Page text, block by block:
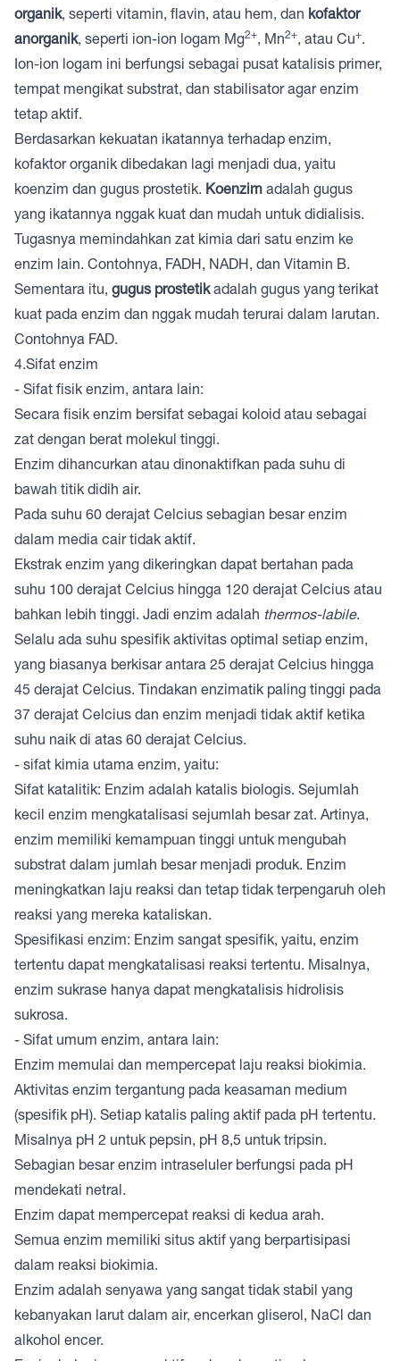
organik, seperti vitamin, flavin, atau hem, dan kofaktor
anorganik, seperti ion-ion logam Mg2+, Mn2+, atau Cu+.
Ion-ion logam ini berfungsi sebagai pusat katalisis primer,
tempat mengikat substrat, dan stabilisator agar enzim
tetap aktif.
Berdasarkan kekuatan ikatannya terhadap enzim,
kofaktor organik dibedakan lagi menjadi dua, yaitu
koenzim dan gugus prostetik. Koenzim adalah gugus
yang ikatannya nggak kuat dan mudah untuk didialisis.
Tugasnya memindahkan zat kimia dari satu enzim ke
enzim lain. Contohnya, FADH, NADH, dan Vitamin B.
Sementara itu, gugus prostetikadalah gugus yang terikat
kuat pada enzim dan nggak mudah terurai dalam larutan.
Contohnya FAD.
4.Sifat enzim
- Sifat fisik enzim, antara lain:
Secara fisik enzim bersifat sebagai koloid atau sebagai
zat dengan berat molekul tinggi.
Enzim dihancurkan atau dinonaktifkan pada suhu di
bawah titik didih air.
Pada suhu 60 derajat Celcius sebagian besar enzim
dalam media cair tidak aktif.
Ekstrak enzim yang dikeringkan dapat bertahan pada
suhu 100 derajat Celcius hingga 120 derajat Celcius atau
bahkan lebih tinggi. Jadi enzim adalah thermos-labile.
Selalu ada suhu spesifik aktivitas optimal setiap enzim,
yang biasanya berkisar antara 25 derajat Celcius hingga
45 derajat Celcius. Tindakan enzimatik paling tinggi pada
37 derajat Celcius dan enzim menjadi tidak aktif ketika
suhu naik di atas 60 derajat Celcius.
- sifat kimia utama enzim, yaitu:
Sifat katalitik: Enzim adalah katalis biologis. Sejumlah
kecil enzim mengkatalisasi sejumlah besar zat. Artinya,
enzim memiliki kemampuan tinggi untuk mengubah
substrat dalam jumlah besar menjadi produk. Enzim
meningkatkan laju reaksi dan tetap tidak terpengaruh oleh
reaksi yang mereka kataliskan.
Spesifikasi enzim: Enzim sangat spesifik, yaitu, enzim
tertentu dapat mengkatalisasi reaksi tertentu. Misalnya,
enzim sukrase hanya dapat mengkatalisis hidrolisis
sukrosa.
- Sifat umum enzim, antara lain:
Enzim memulai dan mempercepat laju reaksi biokimia.
Aktivitas enzim tergantung pada keasaman medium
(spesifik pH). Setiap katalis paling aktif pada pH tertentu.
Misalnya pH 2 untuk pepsin, pH 8,5 untuk tripsin.
Sebagian besar enzim intraseluler berfungsi pada pH
mendekati netral.
Enzim dapat mempercepat reaksi di kedua arah.
Semua enzim memiliki situs aktif yang berpartisipasi
dalam reaksi biokimia.
Enzim adalah senyawa yang sangat tidak stabil yang
kebanyakan larut dalam air, encerkan gliserol, NaCl dan
alkohol encer.